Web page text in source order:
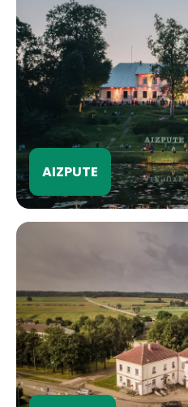
AIZPUTE